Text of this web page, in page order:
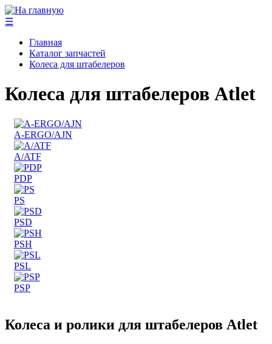
☰
Главная
Каталог запчастей
Колеса для штабелеров
Колеса для штабелеров Atlet
A-ERGO/AJN
A/ATF
PDP
PS
PSD
PSH
PSL
PSP
Колеса и ролики для штабелеров Atlet